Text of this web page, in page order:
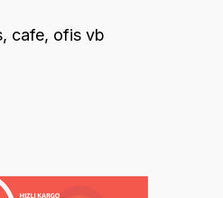
cafe, ofis vb